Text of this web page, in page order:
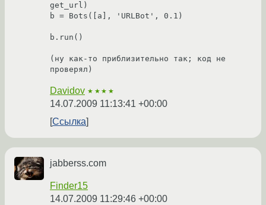
get_url)
b = Bots([a], 'URLBot', 0.1)
b.run()
(ну как-то приблизительно так; код не
проверял)
Davidov ★★★★
14.07.2009 11:13:41 +00:00
Ссылка
jabberss.com
Finder15
14.07.2009 11:29:46 +00:00